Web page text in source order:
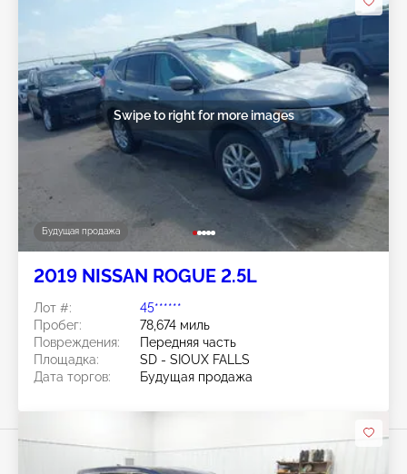
Будущая продажа
Swipe to right for more images
2019 NISSAN ROGUE 2.5L
Лот #:
45******
Пробег:
78,674 миль
Повреждения:
Передняя часть
Площадка:
SD - SIOUX FALLS
Дата торгов:
Будущая продажа